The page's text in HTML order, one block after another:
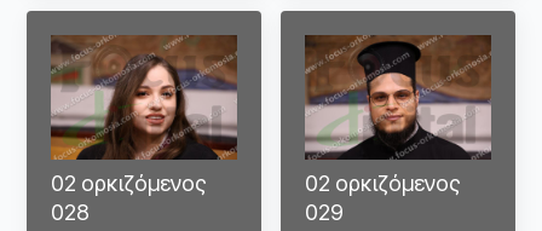
02 ορκιζόμενος
028
02 ορκιζόμενος
029